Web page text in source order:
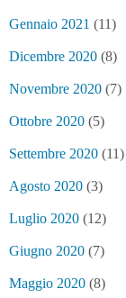
Gennaio 2021 (11)
Dicembre 2020 (8)
Novembre 2020 (7)
Ottobre 2020 (5)
Settembre 2020 (11)
Agosto 2020 (3)
Luglio 2020 (12)
Giugno 2020 (7)
Maggio 2020 (8)